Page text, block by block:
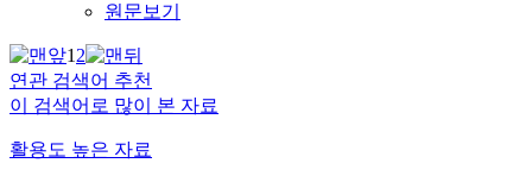
원문보기
12
연관 검색어 추천
이 검색어로 많이 본 자료
활용도 높은 자료